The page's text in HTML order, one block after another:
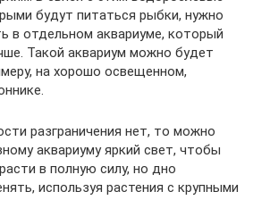
будут питаться рыбки, нужно
в отдельном аквариуме, который
Такой аквариум можно будет
на хорошо освещенном,
разграничения нет, то можно
аквариуму яркий свет, чтобы
в полную силу, но дно
используя растения с крупными